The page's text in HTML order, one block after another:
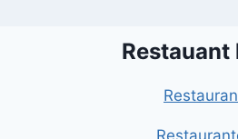
Restauant